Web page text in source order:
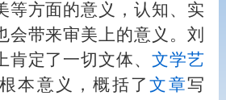
等方面的意义，认知、实
会带来审美上的意义。刘
肯定了一切文体、文学艺
本意义，概括了文章写